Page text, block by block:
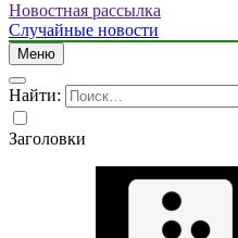
Новостная рассылка
Случайные новости
Меню
Найти:
Заголовки